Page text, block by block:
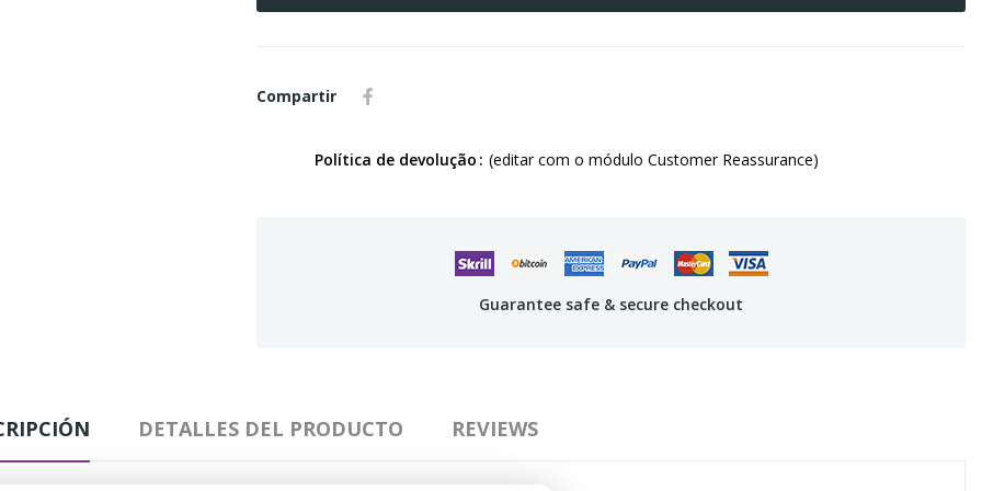
Compartir
Política de devolução (editar com o módulo Customer Reassurance)
Guarantee safe & secure checkout
DETALLES DEL PRODUCTO REVIEWS